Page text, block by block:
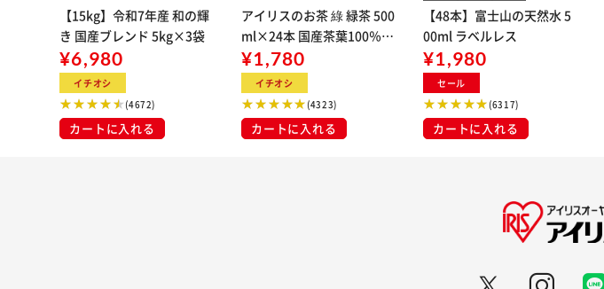
【15kg】令和7年産 和の輝
き 国産ブレンド 5kg×3袋
¥6,980
イチオシ
(4672)
カートに入れる
アイリスのお茶 綠 緑茶 500
ml×24本 国産茶葉100％使
用
¥1,780
イチオシ
(4323)
カートに入れる
【48本】富士山の天然水 5
00ml ラベルレス
¥1,980
セール
(6317)
カートに入れる